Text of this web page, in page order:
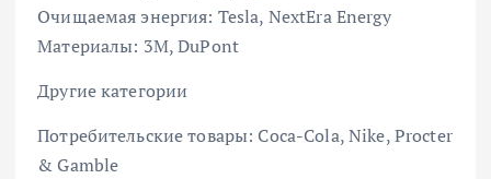
Очищаемая энергия: Tesla, NextEra Energy
Материалы: 3M, DuPont
Другие категории
Потребительские товары: Coca-Cola, Nike, Procter
& Gamble